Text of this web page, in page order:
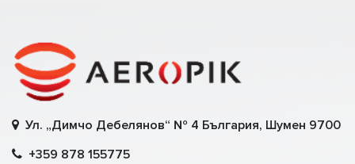
Ул. „Димчо Дебелянов“ № 4 България, Шумен 9700
+359 878 155775